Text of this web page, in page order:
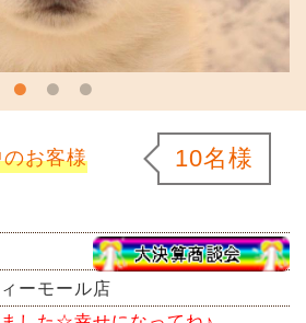
お客様 10名様
ーモール店